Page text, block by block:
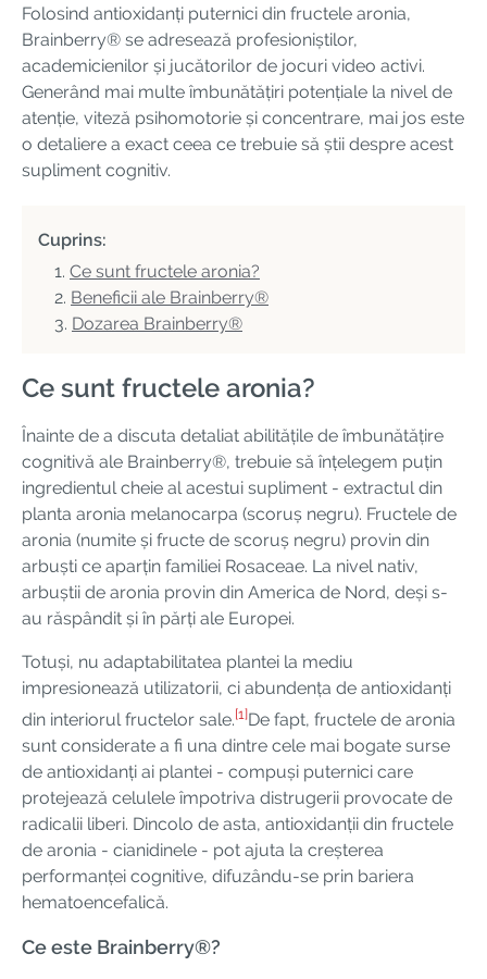
Folosind antioxidanți puternici din fructele aronia,
Brainberry® se adresează profesioniștilor,
academicienilor și jucătorilor de jocuri video activi.
Generând mai multe îmbunătățiri potențiale la nivel de
atenție, viteză psihomotorie și concentrare, mai jos este
o detaliere a exact ceea ce trebuie să știi despre acest
supliment cognitiv.
Cuprins:
Ce sunt fructele aronia?
Beneficii ale Brainberry®
Dozarea Brainberry®
Ce sunt fructele aronia?
Înainte de a discuta detaliat abilitățile de îmbunătățire
cognitivă ale Brainberry®, trebuie să înțelegem puțin
ingredientul cheie al acestui supliment - extractul din
planta aronia melanocarpa (scoruș negru). Fructele de
aronia (numite și fructe de scoruș negru) provin din
arbuști ce aparțin familiei Rosaceae. La nivel nativ,
arbuștii de aronia provin din America de Nord, deși s-
au răspândit și în părți ale Europei.
Totuși, nu adaptabilitatea plantei la mediu
impresionează utilizatorii, ci abundența de antioxidanți
din interiorul fructelor sale.[1] De fapt, fructele de aronia
sunt considerate a fi una dintre cele mai bogate surse
de antioxidanți ai plantei - compuși puternici care
protejează celulele împotriva distrugerii provocate de
radicalii liberi. Dincolo de asta, antioxidanții din fructele
de aronia - cianidinele - pot ajuta la creșterea
performanței cognitive, difuzându-se prin bariera
hematoencefalică.
Ce este Brainberry®?